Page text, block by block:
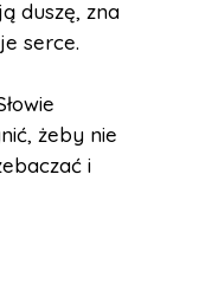
duszę, zna
serce.
żeby nie
i